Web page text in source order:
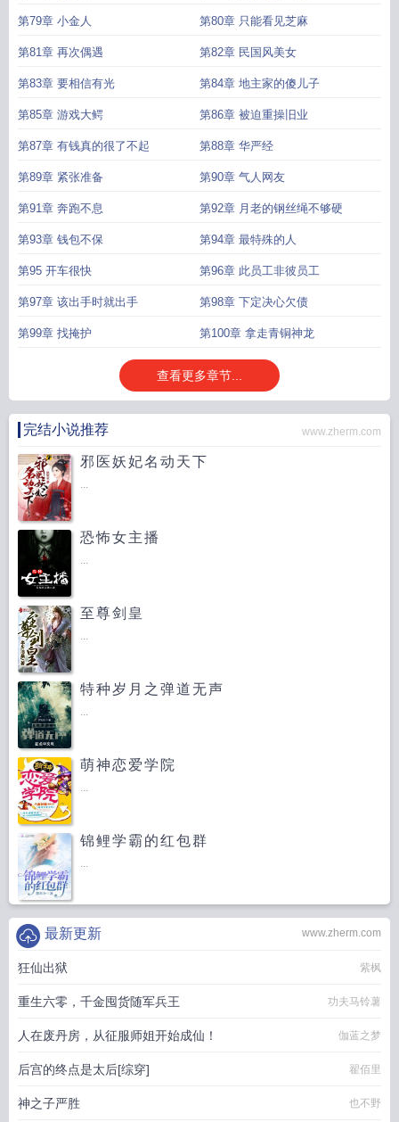
第79章 小金人 第80章 只能看见芝麻
第81章 再次偶遇 第82章 民国风美女
第83章 要相信有光 第84章 地主家的傻儿子
第85章 游戏大鳄 第86章 被迫重操旧业
第87章 有钱真的很了不起 第88章 华严经
第89章 紧张准备 第90章 气人网友
第91章 奔跑不息 第92章 月老的钢丝绳不够硬
第93章 钱包不保 第94章 最特殊的人
第95 开车很快 第96章 此员工非彼员工
第97章 该出手时就出手 第98章 下定决心欠债
第99章 找掩护 第100章 拿走青铜神龙
查看更多章节...
完结小说推荐 www.zherm.com
邪医妖妃名动天下
...
恐怖女主播
...
至尊剑皇
...
特种岁月之弹道无声
...
萌神恋爱学院
...
锦鲤学霸的红包群
...
www.zherm.com
最新更新
狂仙出狱 紫枫
重生六零，千金囤货随军兵王 功夫马铃薯
人在废丹房，从征服师姐开始成仙！ 伽蓝之梦
后宫的终点是太后[综穿] 翟佰里
神之子严胜 也不野